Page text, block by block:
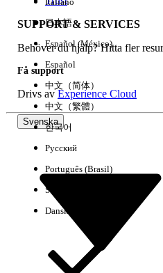
SUPPORT & SERVICES
Behöver du hjälp? Hitta fler
Få support
Drivs avExperience Cloud
Svenska
日本語
Español (México)
Español
中文（简体）
中文（繁體）
한국어
Русский
Português (Brasil)
Suomi
Dansk